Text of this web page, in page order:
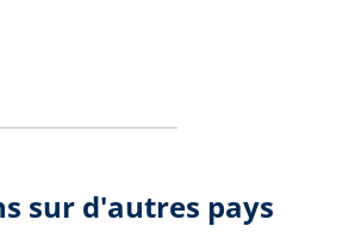
sur d'autres pays